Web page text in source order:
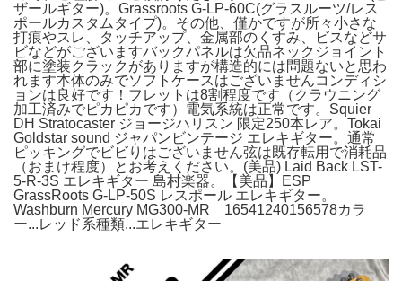
ザールギター)。Grassroots G-LP-60C(グラスルーツ/レス
ポールカスタムタイプ)。その他、僅かですが所々小さな
打痕やスレ、タッチアップ、金属部のくすみ、ビスなどサ
ビなどがございますバックパネルは欠品ネックジョイント
部に塗装クラックがありますが構造的には問題ないと思わ
れます本体のみでソフトケースはございませんコンディシ
ョンは良好です！フレットは8割程度です（クラウニング
加工済みでピカピカです）電気系統は正常です。Squier
DH Stratocaster ジョージハリスン 限定250本レア。Tokai
Goldstar sound ジャパンビンテージ エレキギター。通常
ピッキングでビビりはございません弦は既存転用で消耗品
（おまけ程度）とお考えください。(美品) Laid Back LST-
5-R-3S エレキギター 島村楽器。【美品】ESP
GrassRoots G-LP-50S レスポール エレキギター。
Washburn Mercury MG300-MR 16541240156578カラ
ー...レッド系種類...エレキギター